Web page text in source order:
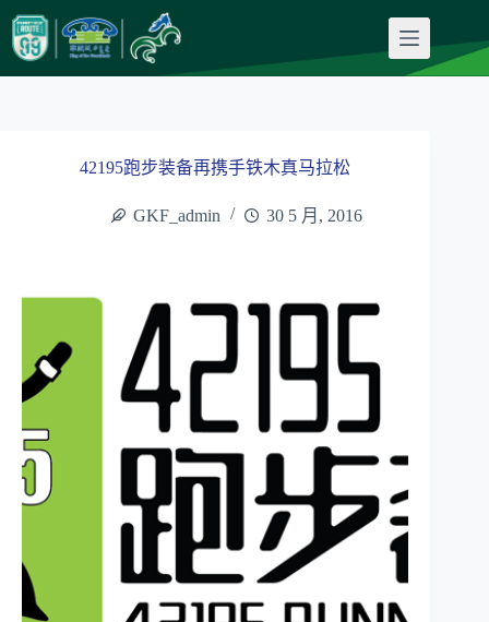
跳
至
42195跑步装备再携手铁木真马拉松
GKF_admin 30 5 月, 2016